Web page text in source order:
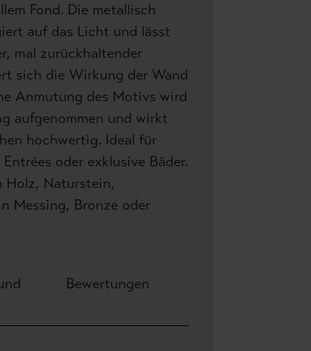
Fond. Die metallisch
auf das Licht und lässt
mal zurückhaltender
sich die Wirkung der Wand
Anmutung des Motivs wird
aufgenommen und wirkt
hochwertig. Ideal für
oder exklusive Bäder.
Holz, Naturstein,
Messing, Bronze oder
Bewertungen